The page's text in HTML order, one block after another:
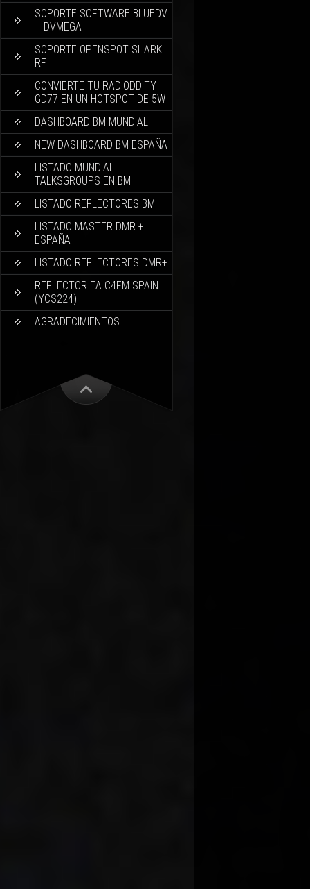
SOPORTE SOFTWARE BLUEDV
– DVMEGA
SOPORTE OPENSPOT SHARK
RF
CONVIERTE TU RADIODDITY
GD77 EN UN HOTSPOT DE 5W
DASHBOARD BM MUNDIAL
NEW DASHBOARD BM ESPAÑA
LISTADO MUNDIAL
TALKSGROUPS EN BM
LISTADO REFLECTORES BM
LISTADO MASTER DMR +
ESPAÑA
LISTADO REFLECTORES DMR+
REFLECTOR EA C4FM SPAIN
(YCS224)
AGRADECIMIENTOS